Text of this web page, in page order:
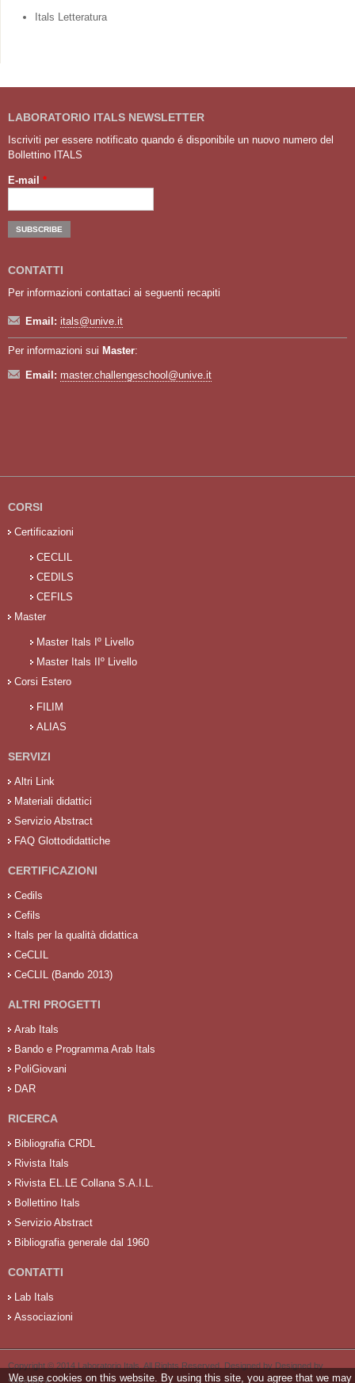
Itals Letteratura
LABORATORIO ITALS NEWSLETTER
Iscriviti per essere notificato quando é disponibile un nuovo numero del
Bollettino ITALS
E-mail *
CONTATTI
Per informazioni contattaci ai seguenti recapiti
Email: itals@unive.it
Per informazioni sui Master:
Email: master.challengeschool@unive.it
CORSI
Certificazioni
CECLIL
CEDILS
CEFILS
Master
Master Itals Iº Livello
Master Itals IIº Livello
Corsi Estero
FILIM
ALIAS
SERVIZI
Altri Link
Materiali didattici
Servizio Abstract
FAQ Glottodidattiche
CERTIFICAZIONI
Cedils
Cefils
Itals per la qualità didattica
CeCLIL
CeCLIL (Bando 2013)
ALTRI PROGETTI
Arab Itals
Bando e Programma Arab Itals
PoliGiovani
DAR
RICERCA
Bibliografia CRDL
Rivista Itals
Rivista EL.LE Collana S.A.I.L.
Bollettino Itals
Servizio Abstract
Bibliografia generale dal 1960
CONTATTI
Lab Itals
Associazioni
Copyright © 2014 Laboratorio Itals. All Rights Reserved. Designed by Designed by
We use cookies on this website. By using this site, you agree that we may